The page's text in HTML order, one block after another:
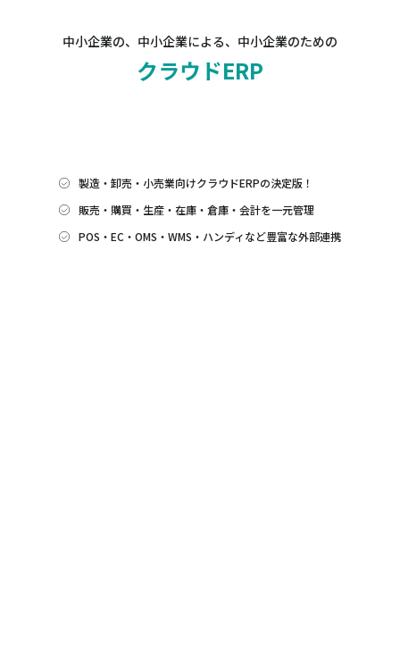
中小企業の、中小企業による、中小企業のための
クラウドERP
製造・卸売・小売業向けクラウドERPの決定版！
販売・購買・生産・在庫・倉庫・会計を一元管理
POS・EC・OMS・WMS・ハンディなど豊富な外部連携